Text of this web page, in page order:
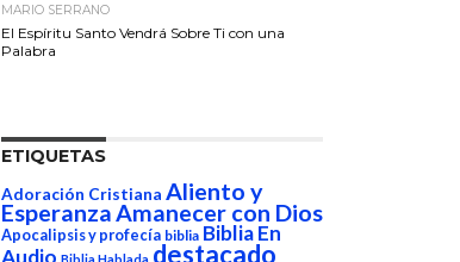
MARIO SERRANO
El Espíritu Santo Vendrá Sobre Ti con una
Palabra
ETIQUETAS
Adoración Cristiana Aliento y
EsperanzaAmanecer con Dios
Apocalipsis y profecía biblia Biblia En
Audio
destacado